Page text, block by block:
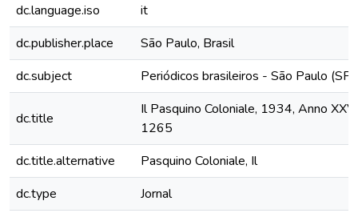
dc.language.iso
it
dc.publisher.place
São Paulo, Brasil
dc.subject
Periódicos brasileiros - São Paulo (SP)
dc.title
Il Pasquino Coloniale, 1934, Anno
1265
dc.title.alternative
Pasquino Coloniale, Il
dc.type
Jornal